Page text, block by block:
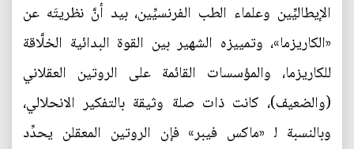
الإيطاليِّين وعلماء الطب الفرنسيِّين، بيد أنَّ نظريتَه عن
«الكاريزما»، وتمييزه الشهير بين القوة البدائية الخلَّاقة
للكاريزما، والمؤسسات القائمة على الروتين العقلاني
(والضعيف)، كانت ذات صلة وثيقة بالتفكير الانحلالي،
وبالنسبة ﻟ «ماكس فيبر» فإن الروتين المعقلن يحدِّد